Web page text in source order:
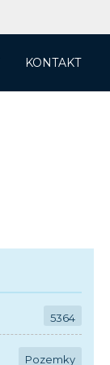
KONTAKT
5364
Pozemky